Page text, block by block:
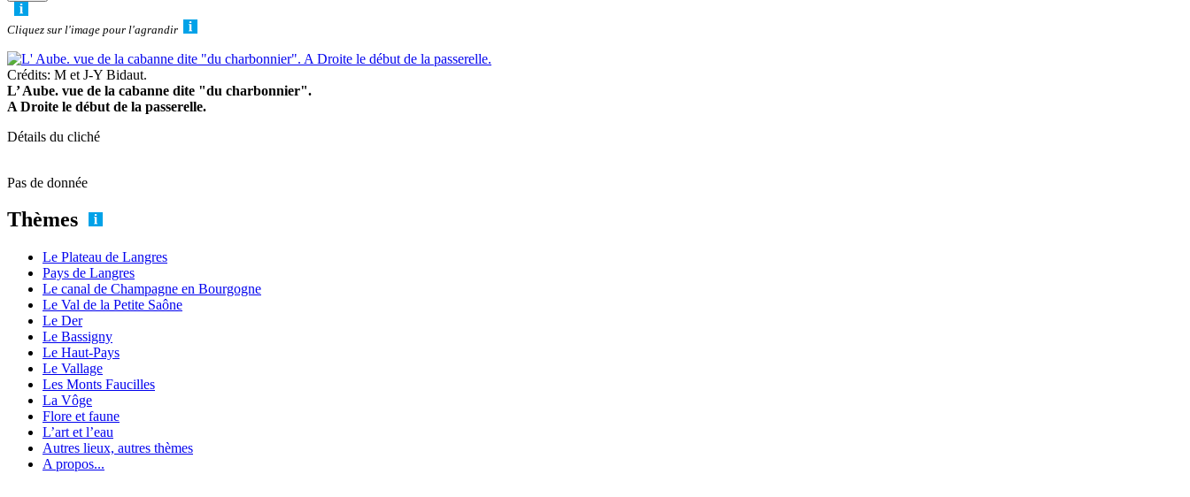
Cliquez sur l'image pour l'agrandir
Crédits: M et J-Y Bidaut.
L’ Aube. vue de la cabanne dite "du charbonnier".
A Droite le début de la passerelle.
Détails du cliché
Pas de donnée
Thèmes
Le Plateau de Langres
Pays de Langres
Le canal de Champagne en Bourgogne
Le Val de la Petite Saône
Le Der
Le Bassigny
Le Haut-Pays
Le Vallage
Les Monts Faucilles
La Vôge
Flore et faune
L’art et l’eau
Autres lieux, autres thèmes
A propos...